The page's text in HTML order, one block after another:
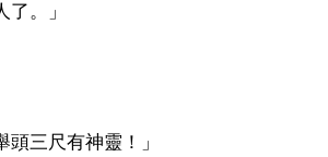
。」
三尺有神靈！」